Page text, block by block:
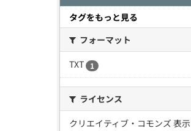
タグをもっと見る
フォーマット
TXT
1
ライセンス
クリエイティブ・コモンズ 表示